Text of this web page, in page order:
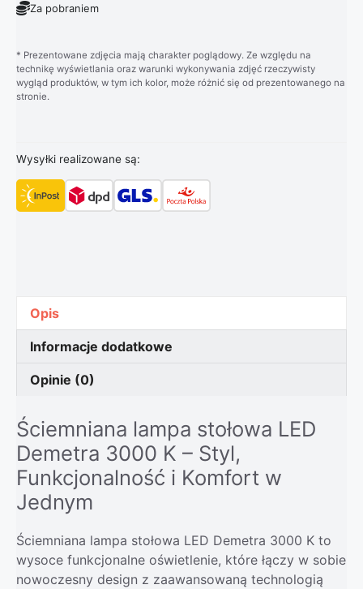
Za pobraniem
* Prezentowane zdjęcia mają charakter poglądowy. Ze względu na
technikę wyświetlania oraz warunki wykonywania zdjęć rzeczywisty
wygląd produktów, w tym ich kolor, może różnić się od prezentowanego na
stronie.
Wysyłki realizowane są:
Opis
Informacje dodatkowe
Opinie (0)
Ściemniana lampa stołowa LED
Demetra 3000 K – Styl,
Funkcjonalność i Komfort w
Jednym
Ściemniana lampa stołowa LED Demetra 3000 K to
wysoce funkcjonalne oświetlenie, które łączy w sobie
nowoczesny design z zaawansowaną technologią